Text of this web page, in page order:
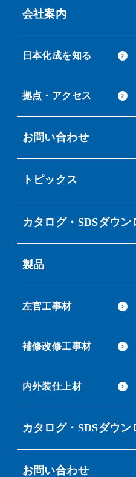
会社案内
日本化成を知る
拠点・アクセス
お問い合わせ
トピックス
カタログ・SDSダウン
製品
左官工事材
補修改修工事材
内外装仕上材
カタログ・SDSダウン
お問い合わせ